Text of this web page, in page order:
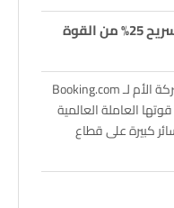
موقع بوكينج الشهير يخطط لتسريح 25% من القوة
أفادت الشركة اليوم الثلاثاء أن الشركة الأم لـ Booking.com
عن ما يصل إلى 25٪ من قوتها العاملة العالمية
كبيرة على قطاع